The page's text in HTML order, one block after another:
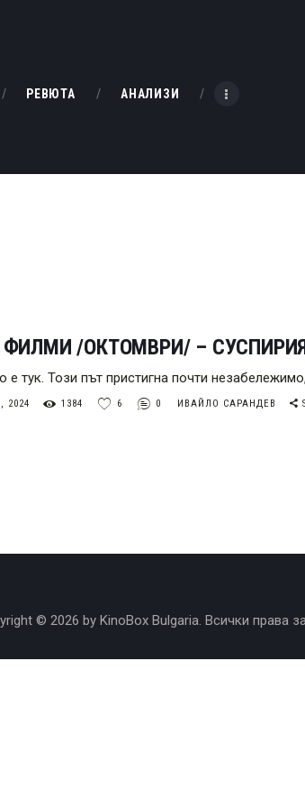
РЕВЮТА АНАЛИЗИ
НАГРАДИТЕ
/ОКТОМВРИ/ –
е тук. Този път пристигна почти
2024 1384 6 0 ИВАЙЛО САРАНДЕВ
© 2026 by KinoBox Bulgaria. Всички права